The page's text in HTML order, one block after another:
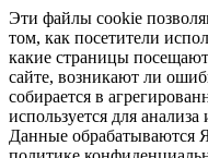
Эти файлы cookie
том, как посетители
какие страницы
сайте, возникают ли
собирается в
используется для
Данные обрабатываются